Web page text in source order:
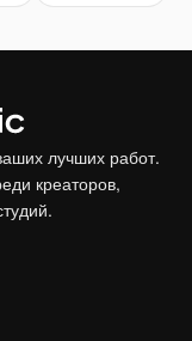
лучших работ.
креаторов,